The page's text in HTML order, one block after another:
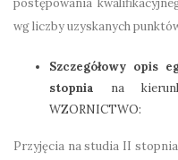
wg liczby uzyskanych
Szczegółowy opis
stopnia na
WZORNICTWO:
Przyjęcia na studia II